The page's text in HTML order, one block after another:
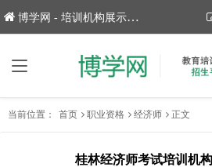
博学网 - 培训机构展示平台！
当前位置： 首页 职业资格 经济师 正文
桂林经济师考试培训机